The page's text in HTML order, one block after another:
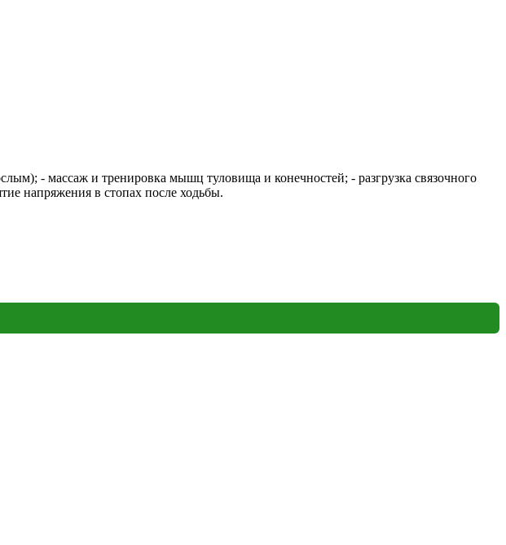
- массаж и тренировка мышц туловища и конечностей; - разгрузка связочного
напряжения в стопах после ходьбы.